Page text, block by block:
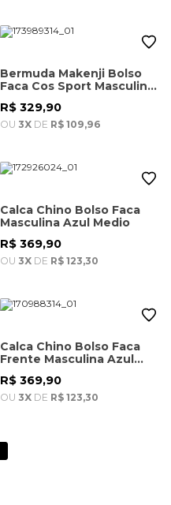
Bermuda Makenji Bolso
Faca Cos Sport Masculina
Azul Indigo
R$ 329,90
OU 3X DE R$ 109,96
Calca Chino Bolso Faca
Masculina Azul Medio
R$ 369,90
OU 3X DE R$ 123,30
Calca Chino Bolso Faca
Frente Masculina Azul
Indigo
R$ 369,90
OU 3X DE R$ 123,30